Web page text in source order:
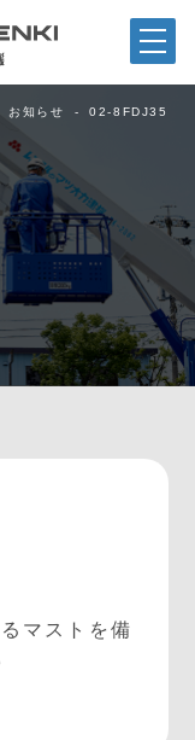
お知らせ 02-8FDJ35
マストを備